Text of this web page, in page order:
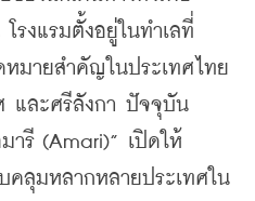
รงแรมตั้งอยู่ในทำเลที่
มายสำคัญในประเทศไทย
และศรีลังกา ปัจจุบัน
ารี (Amari)” เปิดให้
คลุมหลากหลายประเทศใน